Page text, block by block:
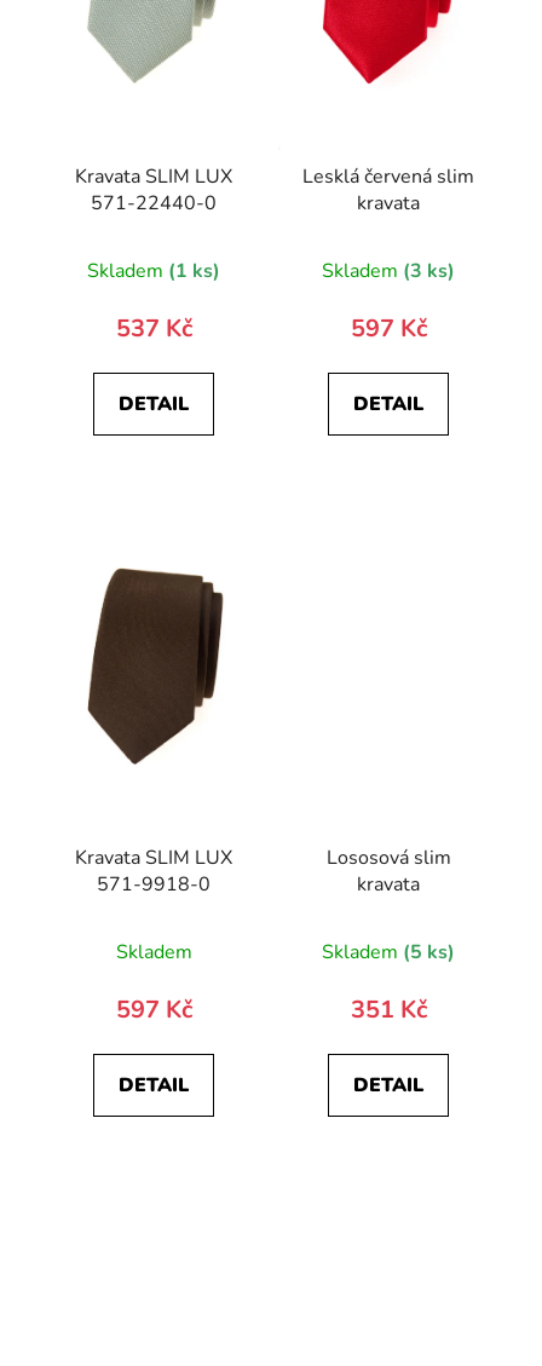
Kravata SLIM LUX
571-22440-0
Skladem (1 ks)
537 Kč
DETAIL
Lesklá červená slim
kravata
Skladem (3 ks)
597 Kč
DETAIL
Kravata SLIM LUX
571-9918-0
Skladem
597 Kč
DETAIL
Lososová slim
kravata
Skladem (5 ks)
351 Kč
DETAIL